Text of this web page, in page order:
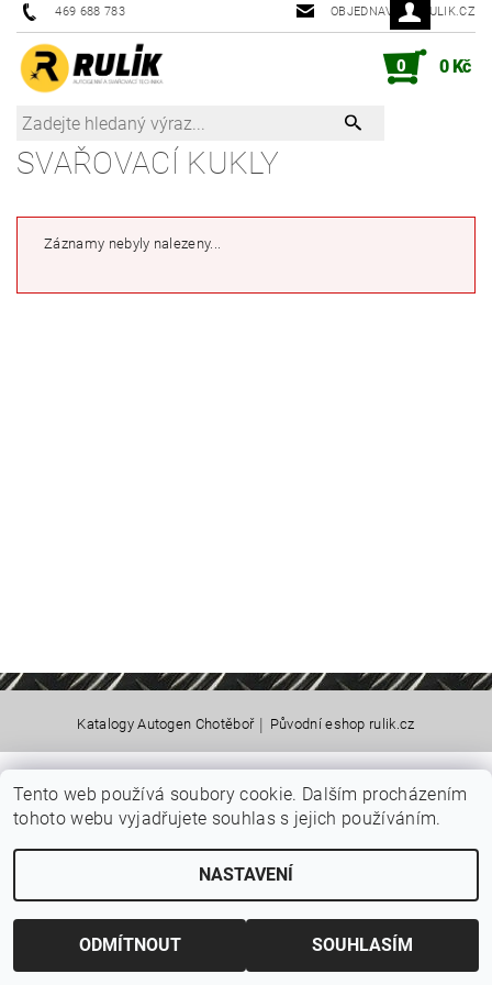
469 688 783 OBJEDNAVKY@RULIK.CZ
0 0 Kč
SVAŘOVACÍ KUKLY
Záznamy nebyly nalezeny...
Katalogy Autogen Chotěboř | Původní eshop rulik.cz
2026 © Jiří Rulík Chrudim, všechna práva vyhrazenaUpravit nastavení cookies
Vytvořil Shoptet
Tento web používá soubory cookie. Dalším procházením
tohoto webu vyjadřujete souhlas s jejich používáním.
NASTAVENÍ
ODMÍTNOUT SOUHLASÍM